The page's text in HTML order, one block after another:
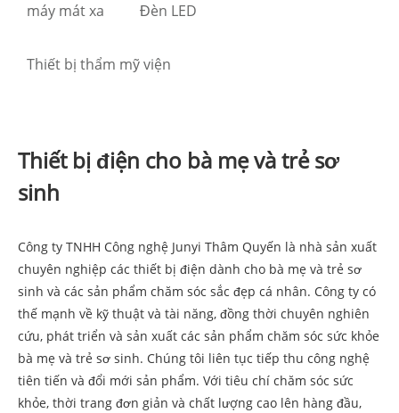
máy mát xa Đèn LED
Thiết bị thẩm mỹ viện
Thiết bị điện cho bà mẹ và trẻ sơ
sinh
Công ty TNHH Công nghệ Junyi Thâm Quyến là nhà sản xuất
chuyên nghiệp các thiết bị điện dành cho bà mẹ và trẻ sơ
sinh và các sản phẩm chăm sóc sắc đẹp cá nhân. Công ty có
thế mạnh về kỹ thuật và tài năng, đồng thời chuyên nghiên
cứu, phát triển và sản xuất các sản phẩm chăm sóc sức khỏe
bà mẹ và trẻ sơ sinh. Chúng tôi liên tục tiếp thu công nghệ
tiên tiến và đổi mới sản phẩm. Với tiêu chí chăm sóc sức
khỏe, thời trang đơn giản và chất lượng cao lên hàng đầu,